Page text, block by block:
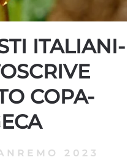
ITALIANI-
COPA-
2023